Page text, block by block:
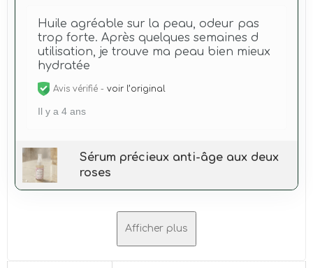
Huile agréable sur la peau, odeur pas
trop forte. Après quelques semaines d
utilisation, je trouve ma peau bien mieux
hydratée
Avis vérifié - voir l’original
Il y a 4 ans
Sérum précieux anti-âge aux deux
roses
Afficher plus